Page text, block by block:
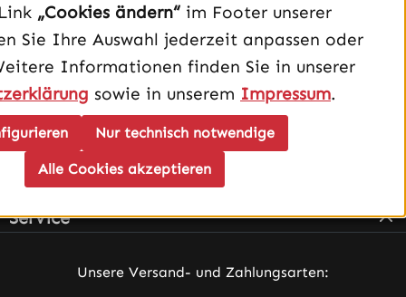
Schau auf Instagram vorbei – öffnet in neuem Tab
Sieh dir unsere TikTok-Videos an – öffnet in neuem
Sieh dir unsere Videos auf YouTube an – öffnet
Infos
Service
Unsere Versand- und Zahlungsarten:
„Cookies ändern“im Footer unserer
Sie Ihre Auswahl jederzeit anpassen oder
Informationen finden Sie in unserer
sowie in unserem Impressum.
Nur technisch notwendige
Alle Cookies akzeptieren